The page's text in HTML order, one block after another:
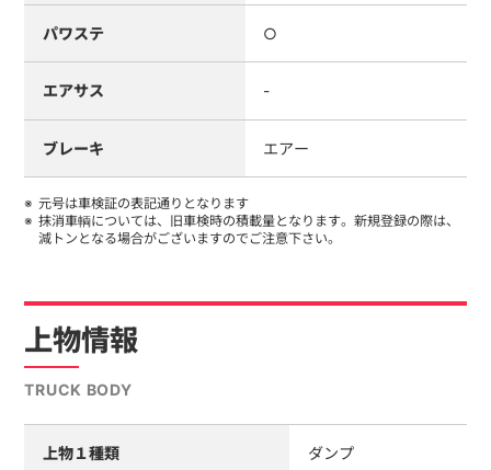
パワステ ○
エアサス -
ブレーキ エアー
元号は車検証の表記通りとなります
抹消車輌については、旧車検時の積載量となります。新規登録の際は、
減トンとなる場合がございますのでご注意下さい。
上物情報
TRUCK BODY
上物１種類 ダンプ